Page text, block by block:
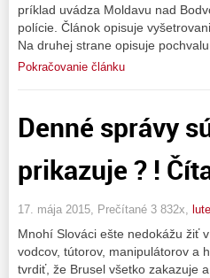
príklad uvádza Moldavu nad
polície. Článok opisuje
Na druhej strane opisuje
Pokračovanie článku
Denné správy
prikazuje ? !
17. mája 2015, Prečítané 3 832x,
Mnohí Slováci ešte nedokážu žiť
vodcov, tútorov, manipulátorov a
tvrdiť, že Brusel všetko zakazuje